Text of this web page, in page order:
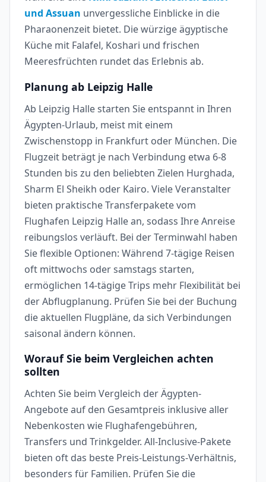
und Assuan unvergessliche Einblicke in die
Pharaonenzeit bietet. Die würzige ägyptische
Küche mit Falafel, Koshari und frischen
Meeresfrüchten rundet das Erlebnis ab.
Planung ab Leipzig Halle
Ab Leipzig Halle starten Sie entspannt in Ihren
Ägypten-Urlaub, meist mit einem
Zwischenstopp in Frankfurt oder München. Die
Flugzeit beträgt je nach Verbindung etwa 6-8
Stunden bis zu den beliebten Zielen Hurghada,
Sharm El Sheikh oder Kairo. Viele Veranstalter
bieten praktische Transferpakete vom
Flughafen Leipzig Halle an, sodass Ihre Anreise
reibungslos verläuft. Bei der Terminwahl haben
Sie flexible Optionen: Während 7-tägige Reisen
oft mittwochs oder samstags starten,
ermöglichen 14-tägige Trips mehr Flexibilität bei
der Abflugplanung. Prüfen Sie bei der Buchung
die aktuellen Flugpläne, da sich Verbindungen
saisonal ändern können.
Worauf Sie beim Vergleichen achten
sollten
Achten Sie beim Vergleich der Ägypten-
Angebote auf den Gesamtpreis inklusive aller
Nebenkosten wie Flughafengebühren,
Transfers und Trinkgelder. All-Inclusive-Pakete
bieten oft das beste Preis-Leistungs-Verhältnis,
besonders für Familien. Prüfen Sie die